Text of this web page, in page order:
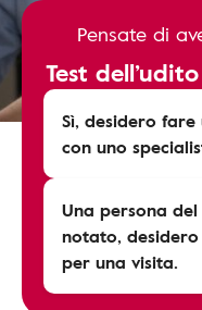
Pensate di
Test
Sì, desidero
con uno
Una persona
notato,
per una visita.